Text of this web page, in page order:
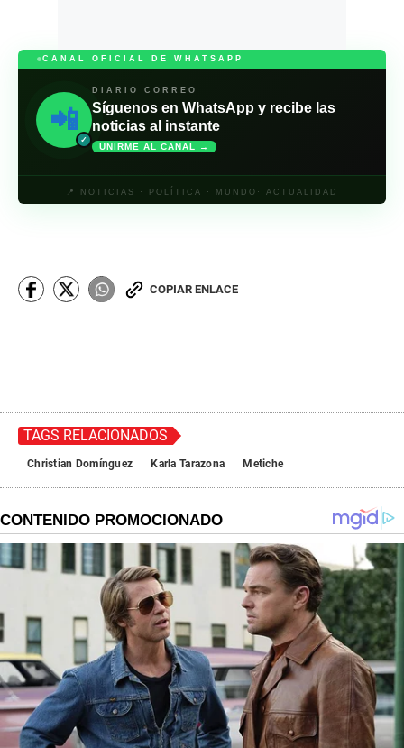
CANAL OFICIAL DE WHATSAPP
📲
✓
DIARIO CORREO
Síguenos en WhatsApp y recibe las
noticias al instante
UNIRME AL CANAL →
📍 NOTICIAS · POLÍTICA · MUNDO· ACTUALIDAD
COPIAR ENLACE
TAGS RELACIONADOS
Christian Domínguez Karla Tarazona Metiche